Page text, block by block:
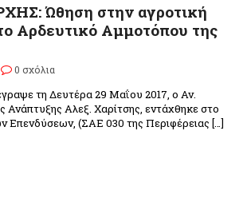
Ώθηση στην αγροτική
Αρδευτικό Αμμοτόπου της
0 σχόλια
τη Δευτέρα 29 Μαΐου 2017, ο Αν.
Αλεξ. Χαρίτσης, εντάχθηκε στο
Επενδύσεων, (ΣΑΕ 030 της Περιφέρειας […]